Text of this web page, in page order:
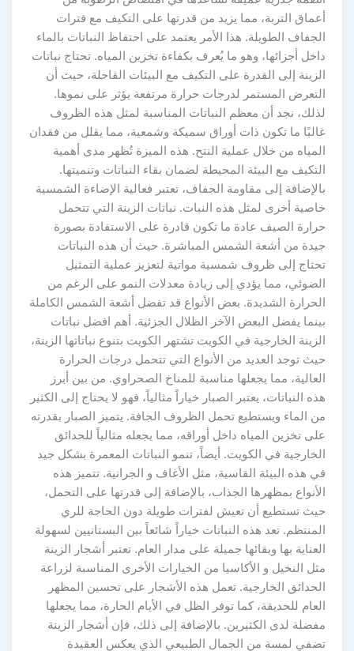
أعماق التربة، مما يزيد من قدرتها على التكيف مع فترات
الجفاف الطويلة. هذا الأمر يعتمد على احتفاظ النباتات بالماء
داخل أجزائها، وهو ما يُعرف بكفاءة تخزين المياه. تحتاج نباتات
الزينة إلى القدرة على التكيف مع البيئات القاحلة، حيث أن
التعرض المستمر لدرجات حرارة مرتفعة يؤثر على نموها.
لذلك، نجد أن معظم النباتات المناسبة لمثل هذه الظروف
غالبًا ما تكون ذات أوراق سميكة وشمعية، مما يقلل من فقدان
المياه من خلال عملية النتح. هذه الميزة تُظهر مدى أهمية
التكيف مع البيئة المحيطة لضمان بقاء النباتات وتنميتها.
بالإضافة إلى مقاومة الجفاف، تعتبر فعالية الإضاءة الشمسية
خاصية أخرى لمثل هذه النبات. نباتات الزينة التي تتحمل
حرارة الصيف عادة ما تكون قادرة على الاستفادة بصورة
جيدة من أشعة الشمس المباشرة. حيث أن هذه النباتات
تحتاج إلى ظروف شمسية مواتية لتعزيز عملية التمثيل
الضوئي، مما يؤدي إلى زيادة معدلات النمو على الرغم من
الحرارة الشديدة. بعض الأنواع قد تفضل أشعة الشمس الكاملة
بينما يفضل البعض الآخر الظلال الجزئية. أهم افضل نباتات
الزينة الخارجية في الكويت تشتهر الكويت بتنوع نباتاتها الزينة،
حيث توجد العديد من الأنواع التي تتحمل درجات الحرارة
العالية، مما يجعلها مناسبة للمناخ الصحراوي. من بين أبرز
هذه النباتات، يعتبر الصبار خياراً مثالياً، فهو لا يحتاج إلى الكثير
من الماء ويستطيع تحمل الظروف الجافة. يتميز الصبار بقدرته
على تخزين المياه داخل أوراقه، مما يجعله مثالياً للحدائق
الخارجية في الكويت. أيضاً، تنمو النباتات المعمرة بشكل جيد
في هذه البيئة القاسية، مثل الأغاف و الجرانية. تتميز هذه
الأنواع بمظهرها الجذاب، بالإضافة إلى قدرتها على التحمل،
حيث تستطيع أن تعيش لفترات طويلة دون الحاجة للري
المنتظم. تعد هذه النباتات خياراً شائعاً بين البستانيين لسهولة
العناية بها وبقائها جميلة على مدار العام. تعتبر أشجار الزينة
مثل النخيل و الأكاسيا من الخيارات الأخرى المناسبة لزراعة
الحدائق الخارجية. تعمل هذه الأشجار على تحسين المظهر
العام للحديقة، كما توفر الظل في الأيام الحارة، مما يجعلها
مفضلة لدى الكثيرين. بالإضافة إلى ذلك، فإن أشجار الزينة
تضفي لمسة من الجمال الطبيعي الذي يعكس العقيدة